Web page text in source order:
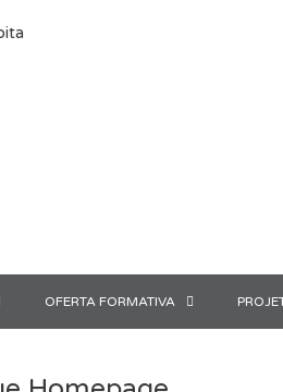
OFERTA FORMATIVA